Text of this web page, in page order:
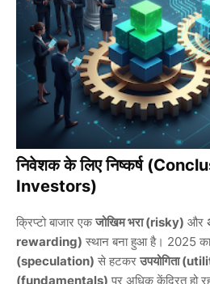
निवेशक के लिए निष्कर्ष
Investors)
क्रिप्टो बाजार एकजोखिम भरा (risky) और
rewarding) स्थान बना हुआ है। 2025 का
(speculation) से हटकर उपयोगिता
(fundamentals) पर अधिक केंद्रित हो